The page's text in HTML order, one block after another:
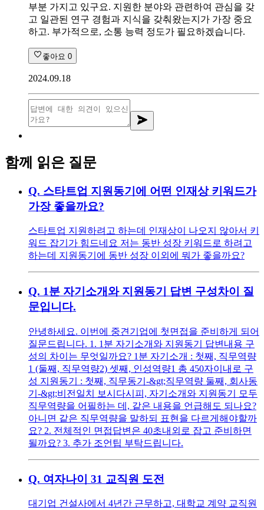
부분 가지고 있구요. 지원한 분야와 관련하여 관심을 갖
고 일관된 연구 경험과 지식을 갖춰왔는지가 가장 중요
하고. 부가적으로, 소통 능력 정도가 필요하겠습니다.
좋아요 0
2024.09.18
함께 읽은 질문
Q. 스타트업 지원동기에 어떤 인재상 키워드가
가장 좋을까요?
스타트업 지원하려고 하는데 인재상이 나오지 않아서 키
워드 잡기가 힘드네요 저는 동반 성장 키워드로 하려고
하는데 지원동기에 동반 성장 이외에 뭐가 좋을까요?
Q. 1분 자기소개와 지원동기 답변 구성차이 질
문입니다.
안녕하세요. 이번에 중견기업에 첫면접을 준비하게 되어
질문드립니다. 1. 1분 자기소개와 지원동기 답변내용 구
성의 차이는 무엇일까요? 1분 자기소개 : 첫째, 직무역량
1 (둘째, 직무역량2) 셋째, 인성역량1 총 450자이내로 구
성 지원동기 : 첫째, 직무동기-&gt;직무역량 둘째, 회사동
기-&gt;비전일치 보시다시피, 자기소개와 지원동기 모두
직무역량을 어필하는 데, 같은 내용을 언급해도 되나요?
아니면 같은 직무역량을 말하되 표현을 다르게해야할까
요? 2. 전체적인 면접답변은 40초내외로 잡고 준비하면
될까요? 3. 추가 조언팁 부탁드립니다.
Q. 여자나이 31 교직원 도전
대기업 건설사에서 4년간 근무하고, 대학교 계약 교직원